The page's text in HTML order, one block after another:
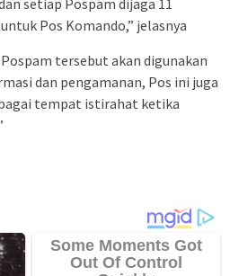
Pos Komando,” jelasnya
tersebut akan digunakan
dan pengamanan, Pos ini juga
tempat istirahat ketika